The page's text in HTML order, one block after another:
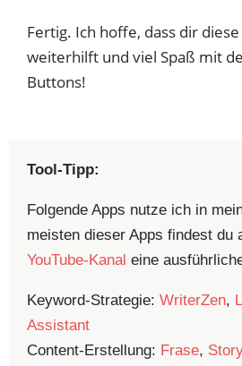
Fertig. Ich hoffe, dass dir
weiterhilft und viel Spaß mit
Buttons!
Tool-Tipp:
Folgende Apps nutze ich in
meisten dieser Apps findest du
YouTube-Kanal eine
Keyword-Strategie: WriterZen,
Assistant
Content-Erstellung: Frase,